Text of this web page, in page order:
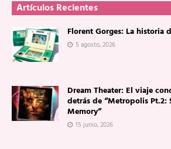
Artículos Recientes
Florent Gorges: La historia
5 agosto, 2026
Dream Theater: El viaje
detrás de “Metropolis Pt.2:
Memory”
15 junio, 2026